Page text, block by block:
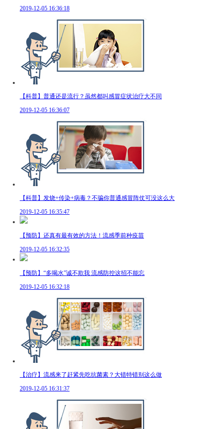
2019-12-05 16:36:18
【科普】普通还是流行？虽然都叫感冒症状治疗大不同
2019-12-05 16:36:07
【科普】发烧+传染+病毒？不骗你普通感冒阵仗可没这么大
2019-12-05 16:35:47
【预防】还真有最有效的方法！流感季前种疫苗
2019-12-05 16:32:35
【预防】“多喝水”诚不欺我 流感防控这招不能忘
2019-12-05 16:32:18
【治疗】流感来了赶紧先吃抗菌素？大错特错别这么做
2019-12-05 16:31:37